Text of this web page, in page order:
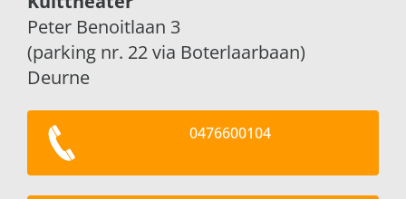
Peter Benoitlaan 3
(parking nr. 22 via Boterlaarbaan)
Deurne
0476600104